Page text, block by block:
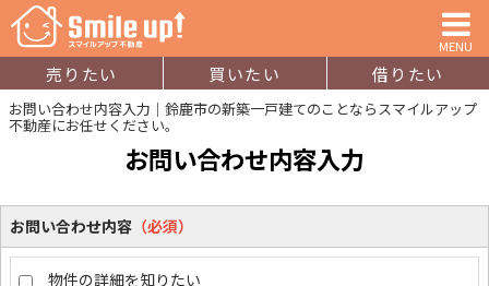
MENU
売りたい 買いたい 借りたい
お問い合わせ内容入力｜鈴鹿市の新築一戸建てのことならスマイルアップ
不動産にお任せください。
お問い合わせ内容入力
お問い合わせ内容 （必須）
物件の詳細を知りたい